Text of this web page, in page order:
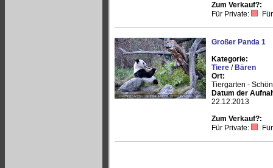
Zum Verkauf?:
Für Private:
Großer Panda 1
Kategorie:
Tiere / Bären
Ort:
Tiergarten -
Datum der
22.12.2013
Zum Verkauf?:
Für Private: